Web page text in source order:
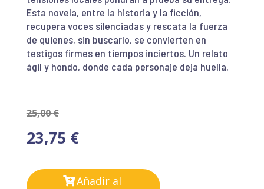
Esta novela, entre la historia y la ficción,
recupera voces silenciadas y rescata la fuerza
de quienes, sin buscarlo, se convierten en
testigos firmes en tiempos inciertos. Un relato
ágil y hondo, donde cada personaje deja huella.
25,00€
23,75 €
Añadir al